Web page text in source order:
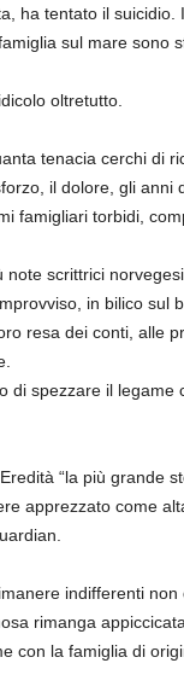
ha tentato il
sul mare sono
oltretutto.
tenacia cerchi di
il dolore, gli
famigliari torbidi,
scrittrici
in bilico
resa dei conti, alle
di spezzare il
“la più grande
apprezzato come
indifferenti
rimanga
con la famiglia di